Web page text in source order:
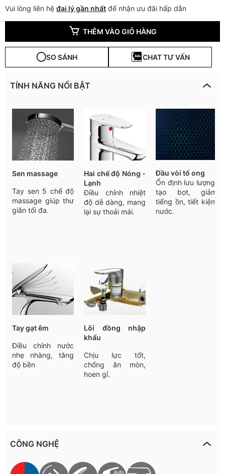
Vui lòng liên hệ đại lý gần nhất để nhận ưu đãi hấp dẫn
THÊM VÀO GIỎ HÀNG
SO SÁNH CHAT TƯ VẤN
TÍNH NĂNG NỔI BẬT
Sen massage
Tay sen 5 chế độ
massage giúp thư
giãn tối đa.
Hai chế độ Nóng -
Lạnh
Điều
chỉnh
nhiệt
độ dễ dàng, mang
lại sự thoải mái.
Đầu vòi tổ ong
Ổn định lưu lượng
tạo
bọt, giảm
tiếng ồn,tiết kiệm
nước.
Taygạtêm
Điều chỉnh
nước
nhẹ
nhàng, tăng
độ bền
Lõi đồng nhập
khẩu
Chịu lực tốt,
chống ăn mòn,
hoen gỉ.
CÔNG NGHỆ